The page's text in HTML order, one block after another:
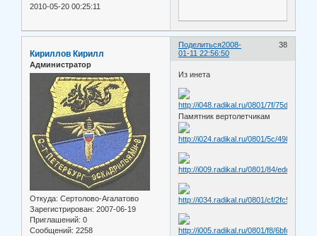
2010-05-20 00:25:11
Поделиться 38
2008-
01-11 22:56:50
Кириллов Кирилл
Администратор
Откуда: Сертолово-Агалатово
Зарегистрирован: 2007-06-19
Приглашений: 0
Сообщений: 2258
Из инета
Памятник вертолетчикам